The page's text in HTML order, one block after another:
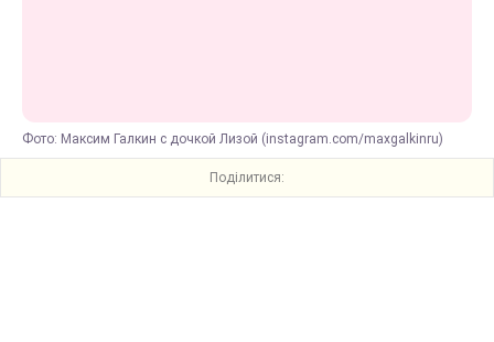
Фото: Максим Галкин с дочкой Лизой (instagram.com/maxgalkinru)
Поділитися: